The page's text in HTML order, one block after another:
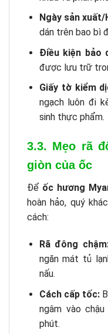
Ngày sản xuất/
dán trên bao bì
Điều kiện bảo
được lưu trữ
Giấy tờ kiểm
ngạch luôn đi
sinh thực phẩm.
3.3. Mẹo rã
giòn của ốc
Để ốc hương
hoàn hảo, quý
cách:
Rã đông
ngăn mát tủ
nấu.
Cách cấp tốc:
ngâm vào
phút.